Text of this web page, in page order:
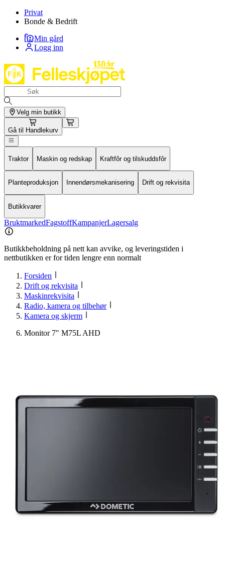
Privat
Bonde & Bedrift
Min gård
Logg inn
Velg min butikk
Gå til Handlekurv
Traktor Maskin og redskap Kraftfôr og tilskuddsfôr
Planteproduksjon Innendørsmekanisering Drift og rekvisita
Butikkvarer
BruktmarkedFagstoffKampanjerLagersalg
Butikkbeholdning på nett kan avvike, og leveringstiden i
nettbutikken er for tiden lengre enn normalt
Forsiden
Drift og rekvisita
Maskinrekvisita
Radio, kamera og tilbehør
Kamera og skjerm
Monitor 7" M75L AHD